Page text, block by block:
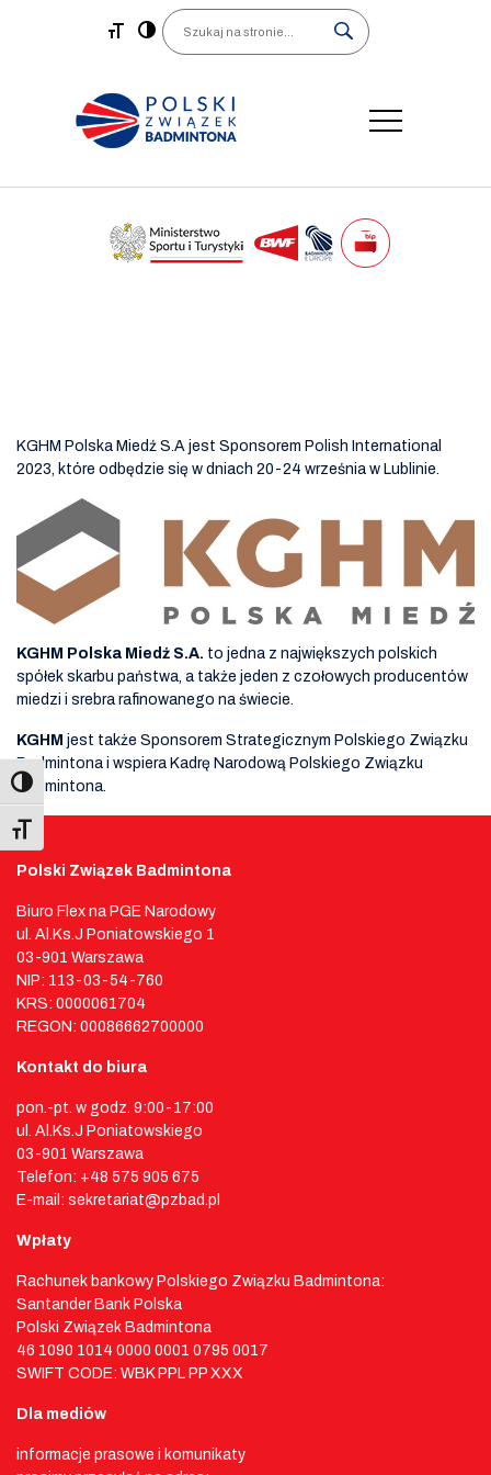
Toggle Font size
Main Navigation
Search
KGHM Polska Miedź S.A jest Sponsorem Polish International
2023, które odbędzie się w dniach 20-24 września w Lublinie.
KGHM Polska Miedź S.A. to jedna z największych polskich
spółek skarbu państwa, a także jeden z czołowych producentów
miedzi i srebra rafinowanego na świecie.
KGHM jest także Sponsorem Strategicznym Polskiego Związku
Badmintona i wspiera Kadrę Narodową Polskiego Związku
Badmintona.
Polski Związek Badmintona
Biuro Flex na PGE Narodowy
ul. Al.Ks.J Poniatowskiego 1
03-901 Warszawa
NIP: 113-03-54-760
KRS: 0000061704
REGON: 00086662700000
Kontakt do biura
pon.-pt. w godz. 9:00-17:00
ul. Al.Ks.J Poniatowskiego
03-901 Warszawa
Telefon: +48 575 905 675
E-mail: sekretariat@pzbad.pl
Wpłaty
Rachunek bankowy Polskiego Związku Badmintona:
Santander Bank Polska
Polski Związek Badmintona
46 1090 1014 0000 0001 0795 0017
SWIFT CODE: WBK PPL PP XXX
Dla mediów
informacje prasowe i komunikaty